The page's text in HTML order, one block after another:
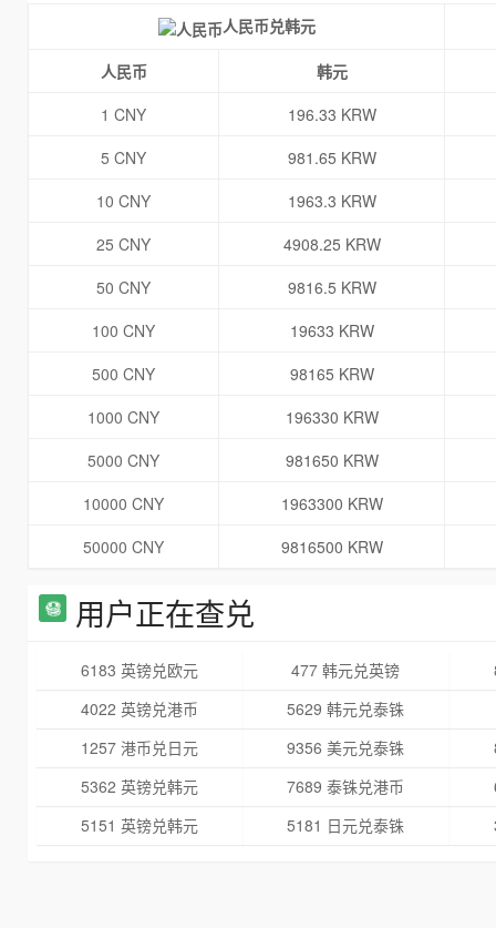
人民币兑韩元
人民币
韩元
1 CNY
196.33 KRW
5 CNY
981.65 KRW
10 CNY
1963.3 KRW
25 CNY
4908.25 KRW
50 CNY
9816.5 KRW
100 CNY
19633 KRW
500 CNY
98165 KRW
1000 CNY
196330 KRW
5000 CNY
981650 KRW
10000 CNY
1963300 KRW
50000 CNY
9816500 KRW
用户正在查兑
6183 英镑兑欧元 477 韩元兑英镑
4022 英镑兑港币
5629 韩元兑泰铢
1257 港币兑日元
9356 美元兑泰铢
5362 英镑兑韩元
7689 泰铢兑港币
5151 英镑兑韩元
5181 日元兑泰铢